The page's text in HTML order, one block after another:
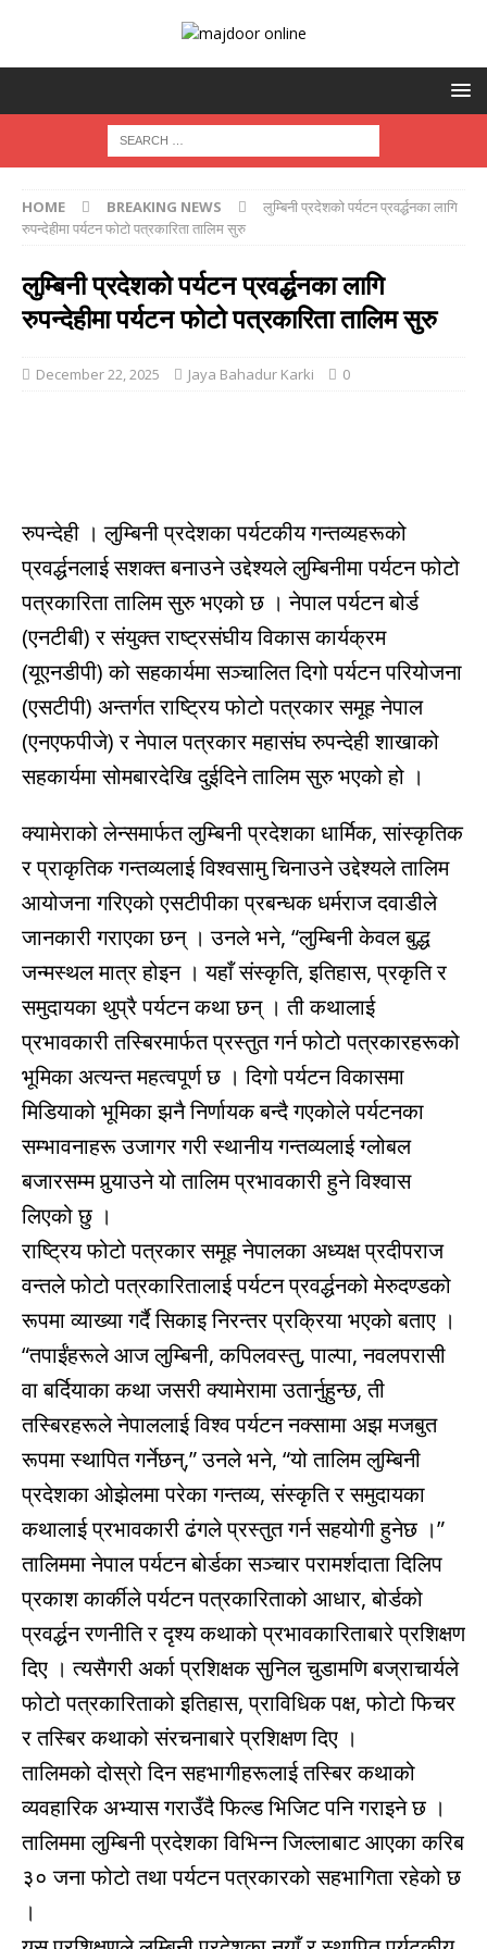
HOME BREAKING NEWS
लुम्बिनी प्रदेशको पर्यटन प्रवर्द्धनका लागि
रुपन्देहीमा पर्यटन फोटो पत्रकारिता तालिम सुरु
लुम्बिनी प्रदेशको पर्यटन प्रवर्द्धनका लागि
रुपन्देहीमा पर्यटन फोटो पत्रकारिता तालिम सुरु
December 22, 2025 Jaya Bahadur Karki 0
रुपन्देही । लुम्बिनी प्रदेशका पर्यटकीय गन्तव्यहरूको
प्रवर्द्धनलाई सशक्त बनाउने उद्देश्यले लुम्बिनीमा पर्यटन फोटो
पत्रकारिता तालिम सुरु भएको छ । नेपाल पर्यटन बोर्ड
(एनटीबी) र संयुक्त राष्ट्रसंघीय विकास कार्यक्रम
(यूएनडीपी) को सहकार्यमा सञ्चालित दिगो पर्यटन परियोजना
(एसटीपी) अन्तर्गत राष्ट्रिय फोटो पत्रकार समूह नेपाल
(एनएफपीजे) र नेपाल पत्रकार महासंघ रुपन्देही शाखाको
सहकार्यमा सोमबारदेखि दुईदिने तालिम सुरु भएको हो ।
क्यामेराको लेन्समार्फत लुम्बिनी प्रदेशका धार्मिक, सांस्कृतिक
र प्राकृतिक गन्तव्यलाई विश्वसामु चिनाउने उद्देश्यले तालिम
आयोजना गरिएको एसटीपीका प्रबन्धक धर्मराज दवाडीले
जानकारी गराएका छन् । उनले भने, “लुम्बिनी केवल बुद्ध
जन्मस्थल मात्र होइन । यहाँ संस्कृति, इतिहास, प्रकृति र
समुदायका थुप्रै पर्यटन कथा छन् । ती कथालाई
प्रभावकारी तस्बिरमार्फत प्रस्तुत गर्न फोटो पत्रकारहरूको
भूमिका अत्यन्त महत्वपूर्ण छ । दिगो पर्यटन विकासमा
मिडियाको भूमिका झनै निर्णायक बन्दै गएकोले पर्यटनका
सम्भावनाहरू उजागर गरी स्थानीय गन्तव्यलाई ग्लोबल
बजारसम्म पुर्‍याउने यो तालिम प्रभावकारी हुने विश्वास
लिएको छु ।
राष्ट्रिय फोटो पत्रकार समूह नेपालका अध्यक्ष प्रदीपराज
वन्तले फोटो पत्रकारितालाई पर्यटन प्रवर्द्धनको मेरुदण्डको
रूपमा व्याख्या गर्दै सिकाइ निरन्तर प्रक्रिया भएको बताए ।
“तपाईंहरूले आज लुम्बिनी, कपिलवस्तु, पाल्पा, नवलपरासी
वा बर्दियाका कथा जसरी क्यामेरामा उतार्नुहुन्छ, ती
तस्बिरहरूले नेपाललाई विश्व पर्यटन नक्सामा अझ मजबुत
रूपमा स्थापित गर्नेछन्,” उनले भने, “यो तालिम लुम्बिनी
प्रदेशका ओझेलमा परेका गन्तव्य, संस्कृति र समुदायका
कथालाई प्रभावकारी ढंगले प्रस्तुत गर्न सहयोगी हुनेछ ।”
तालिममा नेपाल पर्यटन बोर्डका सञ्चार परामर्शदाता दिलिप
प्रकाश कार्कीले पर्यटन पत्रकारिताको आधार, बोर्डको
प्रवर्द्धन रणनीति र दृश्य कथाको प्रभावकारिताबारे प्रशिक्षण
दिए । त्यसैगरी अर्का प्रशिक्षक सुनिल चुडामणि बज्राचार्यले
फोटो पत्रकारिताको इतिहास, प्राविधिक पक्ष, फोटो फिचर
र तस्बिर कथाको संरचनाबारे प्रशिक्षण दिए ।
तालिमको दोस्रो दिन सहभागीहरूलाई तस्बिर कथाको
व्यवहारिक अभ्यास गराउँदै फिल्ड भिजिट पनि गराइने छ ।
तालिममा लुम्बिनी प्रदेशका विभिन्न जिल्लाबाट आएका करिब
३० जना फोटो तथा पर्यटन पत्रकारको सहभागिता रहेको छ
।